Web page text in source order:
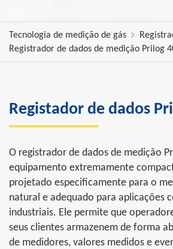
Tecnologia de medição de gás
Registrador de dados de medição Prilog
Registador de dados
O registrador de dados de medição
equipamento extremamente
projetado especificamente para o
natural e adequado para aplicações
industriais. Ele permite que
seus clientes armazenem de forma
de medidores, valores medidos e